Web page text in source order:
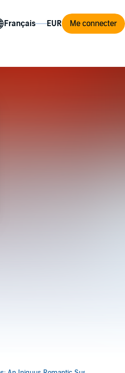
Me connecter